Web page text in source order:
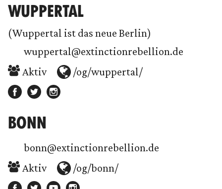
WUPPERTAL
(Wuppertal ist das neue Berlin)
wuppertal@extinctionrebellion.de
Aktiv
/og/wuppertal/
BONN
bonn@extinctionrebellion.de
Aktiv
/og/bonn/